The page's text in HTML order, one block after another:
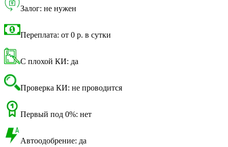
Залог: не нужен
Переплата: от 0 р. в сутки
С плохой КИ: да
Проверка КИ: не проводится
Первый под 0%: нет
Автоодобрение: да